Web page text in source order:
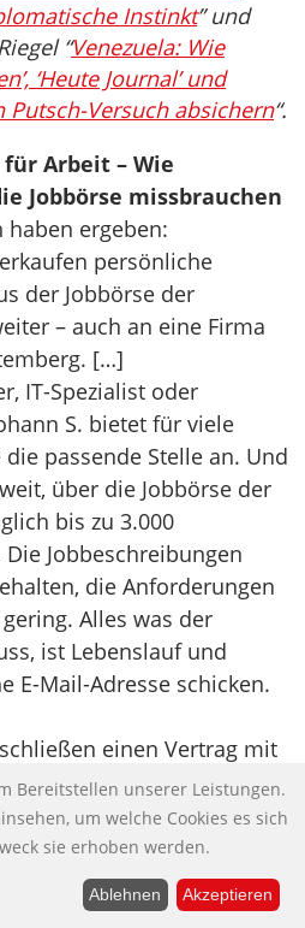
Instinkt” und
“Venezuela: Wie
‘Heute Journal’ und
Putsch-Versuch absichern“.
Arbeit – Wie
Jobbörse missbrauchen
haben ergeben:
persönliche
der Jobbörse der
– auch an eine Firma
[…]
IT-Spezialist oder
S. bietet für viele
passende Stelle an. Und
über die Jobbörse der
bis zu 3.000
Jobbeschreibungen
die Anforderungen
Alles was der
ist Lebenslauf und
E-Mail-Adresse schicken.
einen Vertrag mit
da an mehrmals täglich
Also
und Arbeitszeugnisse.
Stelle ausgeschrieben zu
ein Unternehmen zu
Bereitstellen unserer Leistungen.
um welche Cookies es sich
sie erhoben werden.
Ablehnen Akzeptieren